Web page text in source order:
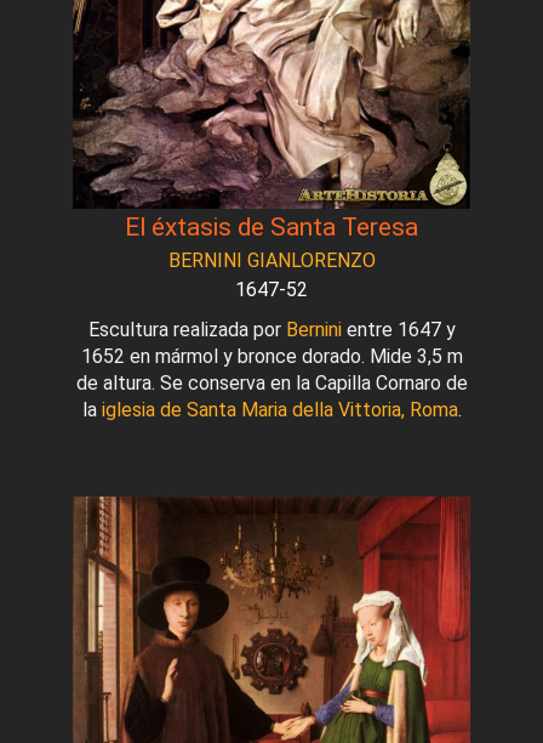
El éxtasis de Santa Teresa
BERNINI GIANLORENZO
1647-52
Escultura realizada por Berninientre 1647 y
1652 en mármol y bronce dorado. Mide 3,5 m
de altura. Se conserva en la Capilla Cornaro de
la iglesia de Santa Maria della Vittoria, Roma.